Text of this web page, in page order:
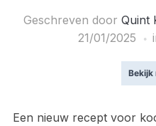
Geschreven door Quint
21/01/2025
Bekijk
Een nieuw recept voor